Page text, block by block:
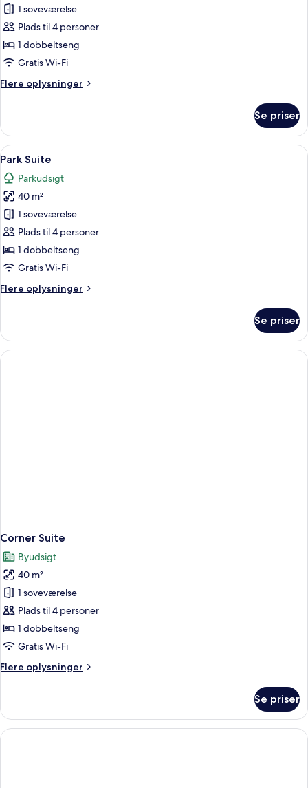
1 soveværelse
Plads til 4 personer
1 dobbeltseng
Gratis Wi-Fi
Flere oplysninger
Flere
Grand
Top
Floor
Se priser
Indlæs
alle
billeder
af
Park
Suite
Et moderne hotelværelse med seng,
1
Park Suite
Parkudsigt
40 m²
1 soveværelse
Plads til 4 personer
1 dobbeltseng
Gratis Wi-Fi
Flere oplysninger
Flere
Suite
Se priser
Corner Suite
Byudsigt
40 m²
1 soveværelse
Plads til 4 personer
1 dobbeltseng
Gratis Wi-Fi
Flere oplysninger
Flere
Suite
Se priser